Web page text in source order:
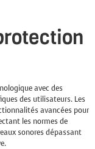
avec des
des utilisateurs. Les
avancées pour
les normes de
sonores dépassant